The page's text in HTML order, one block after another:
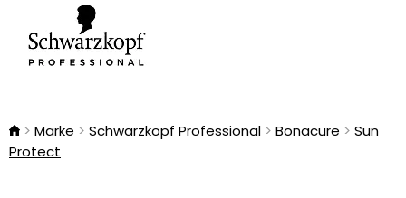
Marke Schwarzkopf Professional Bonacure
Sun
Protect